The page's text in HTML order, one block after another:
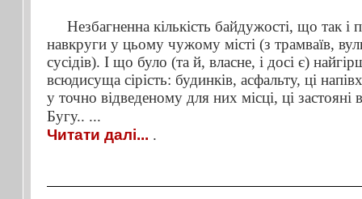
Незбагненна кількість байдужості, що так і
навкруги у цьому чужому місті (з трамваїв,
сусідів). І що було (та й, власне, і досі є)
всюдисуща сірість: будинків, асфальту, ці
у точно відведеному для них місці, ці застояні
Бугу.. ...
Читати далі... .